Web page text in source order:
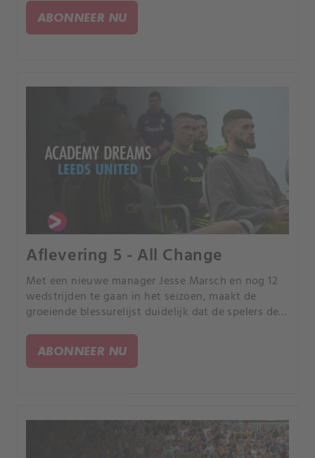
ABONNEER NU
Aflevering 5 - All Change
Met een nieuwe manager Jesse Marsch en nog 12
wedstrijden te gaan in het seizoen, maakt de
groeiende blessurelijst duidelijk dat de spelers de
als de Premier League.
ABONNEER NU